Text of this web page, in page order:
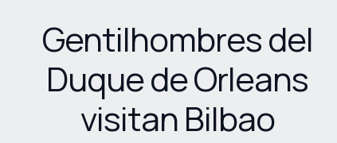
Gentilhombres del
Duque de Orleans
visitan Bilbao